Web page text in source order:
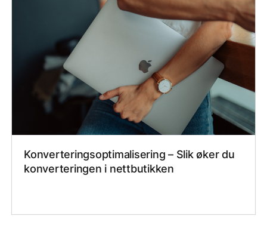
Konverteringsoptimalisering – Slik øker du
konverteringen i nettbutikken